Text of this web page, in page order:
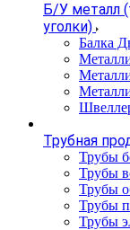
Б/У металл
уголки)
Балка
Трубная
Трубы
Трубы
Трубы
Трубы
Трубы